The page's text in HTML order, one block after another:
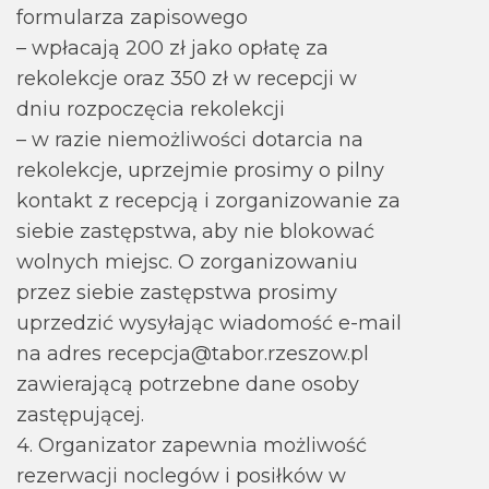
formularza zapisowego
– wpłacają 200 zł jako opłatę za
rekolekcje oraz 350 zł w recepcji w
dniu rozpoczęcia rekolekcji
– w razie niemożliwości dotarcia na
rekolekcje, uprzejmie prosimy o pilny
kontakt z recepcją i zorganizowanie za
siebie zastępstwa, aby nie blokować
wolnych miejsc. O zorganizowaniu
przez siebie zastępstwa prosimy
uprzedzić wysyłając wiadomość e-mail
na adres recepcja@tabor.rzeszow.pl
zawierającą potrzebne dane osoby
zastępującej.
4. Organizator zapewnia możliwość
rezerwacji noclegów i posiłków w